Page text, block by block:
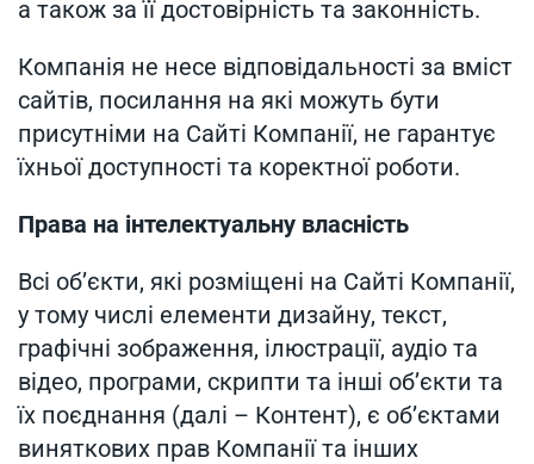
а також за її достовірність та законність.
Компанія не несе відповідальності за вміст
сайтів, посилання на які можуть бути
присутніми на Сайті Компанії, не гарантує
їхньої доступності та коректної роботи.
Права на інтелектуальну власність
Всі об’єкти, які розміщені на Сайті Компанії,
у тому числі елементи дизайну, текст,
графічні зображення, ілюстрації, аудіо та
відео, програми, скрипти та інші об’єкти та
їх поєднання (далі – Контент), є об’єктами
виняткових прав Компанії та інших